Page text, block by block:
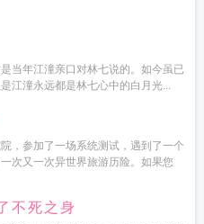
当年江潼亲口对林七说的。如今虽已
江潼永远都是林七心中的白月光...
，参加了一场系统测试，遇到了一个
次又一次异世界旅游历险。如果您
不死之身